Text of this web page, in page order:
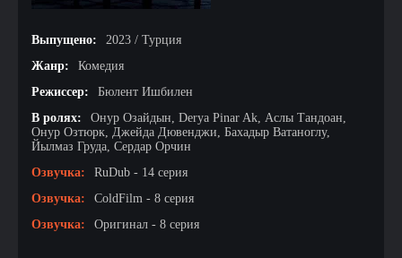
Выпущено:
2023 / Турция
Жанр:
Комедия
Режиссер:
Бюлент Ишбилен
В ролях:
Онур Озайдын, Derya Pinar Ak, Аслы Тандоан,
Онур Озтюрк, Джейда Дювенджи, Бахадыр Ватаноглу,
Йылмаз Груда, Сердар Орчин
Озвучка:
RuDub - 14 серия
Озвучка:
ColdFilm - 8 серия
Озвучка:
Оригинал - 8 серия